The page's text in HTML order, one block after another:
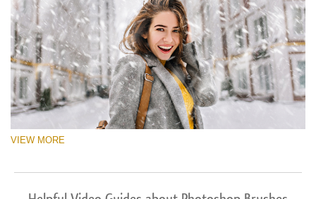
VIEW MORE